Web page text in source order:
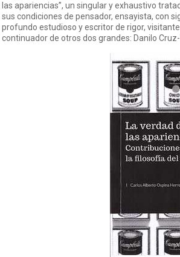
las apariencias”, un singular y exhaustivo
sus condiciones de pensador, ensayista, con
profundo estudioso y escritor de rigor,
continuador de otros dos grandes: Danilo